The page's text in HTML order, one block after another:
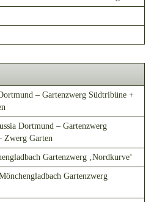
– Gartenzwerg Südtribüne +
Dortmund – Gartenzwerg
Zwerg Garten
Gartenzwerg ‚Nordkurve‘
Gartenzwerg